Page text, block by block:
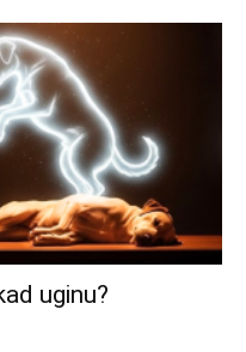
uginu?